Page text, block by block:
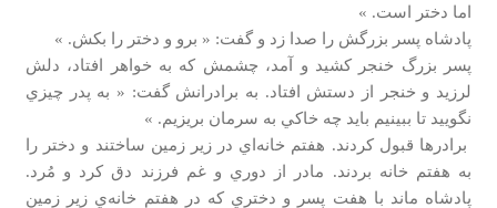
اما دختر است. »
پادشاه پسر بزرگش را صدا زد و گفت: « برو و دختر را بكش. »
پسر بزرگ خنجر كشيد و آمد، چشمش كه به خواهر افتاد، دلش
لرزيد و خنجر از دستش افتاد. به برادرانش گفت: « به پدر چيزي
نگوييد تا ببينيم بايد چه خاكي به سرمان بريزيم. »
برادرها قبول كردند. هفتم خانه‌اي در زير زمين ساختند و دختر را
به هفتم خانه بردند. مادر از دوري و غم فرزند دق كرد و مُرد.
پادشاه ماند با هفت پسر و دختري كه در هفتم خانه‌ي زير زمين